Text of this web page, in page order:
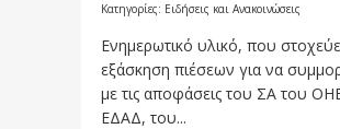
Κατηγορίες: Ειδήσεις και Ανακοινώσεις
Ενημερωτικό υλικό, που
εξάσκηση πιέσεων για να
με τις αποφάσεις του ΣΑ του
ΕΔΑΔ, του...